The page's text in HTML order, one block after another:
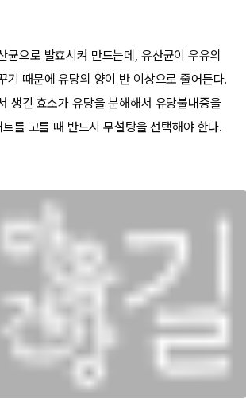
균으로 발효시켜 만드는데, 유산균이 우유의
기 때문에 유당의 양이 반 이상으로 줄어든다.
생긴 효소가 유당을 분해해서 유당불내증을
를 고를 때 반드시 무설탕을 선택해야 한다.